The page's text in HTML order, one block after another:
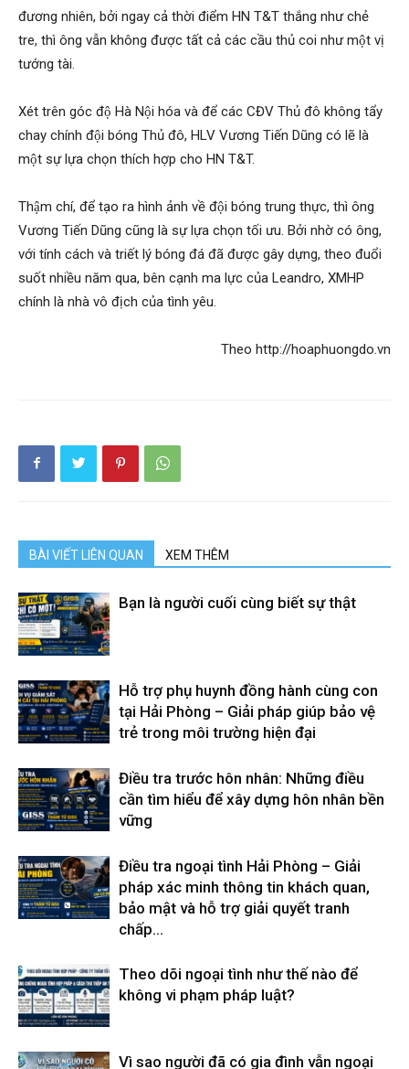
phong
tham
phòng
thám
phòng,
thám
đương nhiên, bởi ngay cả thời điểm HN T&T thắng như chẻ
tre, thì ông vẫn không được tất cả các cầu thủ coi như một vị
tướng tài.
Xét trên góc độ Hà Nội hóa và để các CĐV Thủ đô không tẩy
chay chính đội bóng Thủ đô, HLV Vương Tiến Dũng có lẽ là
một sự lựa chọn thích hợp cho HN T&T.
Thậm chí, để tạo ra hình ảnh về đội bóng trung thực, thì ông
Vương Tiến Dũng cũng là sự lựa chọn tối ưu. Bởi nhờ có ông,
với tính cách và triết lý bóng đá đã được gây dựng, theo đuổi
suốt nhiều năm qua, bên cạnh ma lực của Leandro, XMHP
chính là nhà vô địch của tình yêu.
Theo http://hoaphuongdo.vn
BÀI VIẾT LIÊN QUAN XEM THÊM
Bạn là người cuối cùng biết sự thật
Hỗ trợ phụ huynh đồng hành cùng con
tại Hải Phòng – Giải pháp giúp bảo vệ
trẻ trong môi trường hiện đại
Điều tra trước hôn nhân: Những điều
cần tìm hiểu để xây dựng hôn nhân bền
vững
Điều tra ngoại tình Hải Phòng – Giải
pháp xác minh thông tin khách quan,
bảo mật và hỗ trợ giải quyết tranh
chấp...
Theo dõi ngoại tình như thế nào để
không vi phạm pháp luật?
Vì sao người đã có gia đình vẫn ngoại